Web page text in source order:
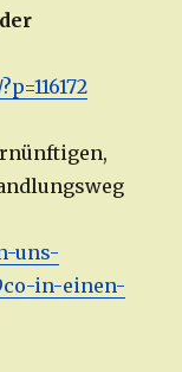
uns-
in-einen-